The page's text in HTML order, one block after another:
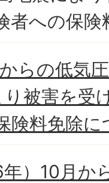
者への保
らの低気
被害を受
険料免除に
）10月か